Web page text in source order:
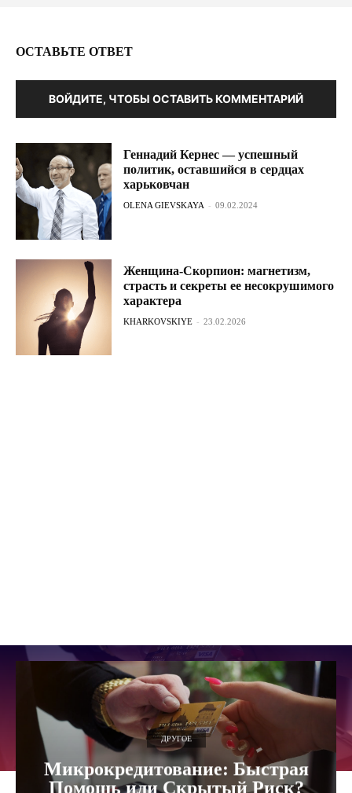
ОСТАВЬТЕ ОТВЕТ
ВОЙДИТЕ, ЧТОБЫ ОСТАВИТЬ КОММЕНТАРИЙ
Геннадий Кернес — успешный
политик, оставшийся в сердцах
харьковчан
OLENA GIEVSKAYA - 09.02.2024
Женщина-Скорпион: магнетизм,
страсть и секреты ее несокрушимого
характера
KHARKOVSKIYE - 23.02.2026